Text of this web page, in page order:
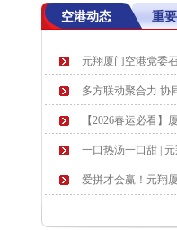
GS7678
CZ6518
空港动态 重
元翔厦门空港党委
多方联动聚合力 协
【2026春运必看
一口热汤一口甜 |
爱拼才会赢！元翔